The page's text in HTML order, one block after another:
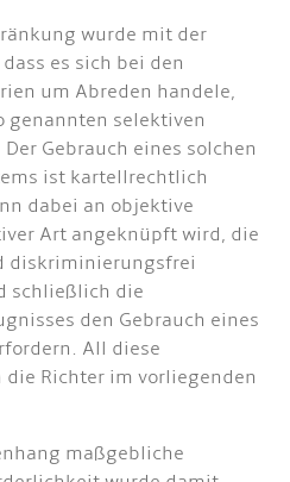
wurde mit der
es sich bei den
um Abreden handele,
genannten selektiven
Gebrauch eines solchen
ist kartellrechtlich
dabei an objektive
Art angeknüpft wird, die
diskriminierungsfrei
schließlich die
den Gebrauch eines
All diese
Richter im vorliegenden
maßgebliche